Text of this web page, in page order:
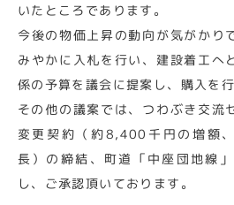
いたところであります。
今後の物価上昇の動向が気がかり
みやかに入札を行い、建設着工へ
係の予算を議会に提案し、購入を
その他の議案では、つわぶき交流
変更契約（約8,400千円の増額
長）の締結、町道「中座団地線
し、ご承認頂いております。